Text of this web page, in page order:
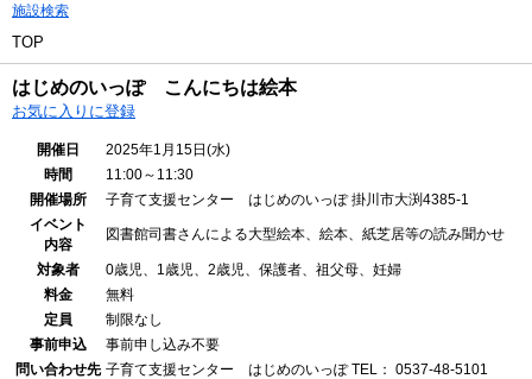
施設検索
TOP
はじめのいっぽ こんにちは絵本
お気に入りに登録
開催日
2025年1月15日(水)
時間
11:00～11:30
開催場所
子育て支援センター はじめのいっぽ 掛川市大渕4385‐1
イベント
内容
図書館司書さんによる大型絵本、絵本、紙芝居等の読み聞かせ
対象者
0歳児、1歳児、2歳児、保護者、祖父母、妊婦
料金
無料
定員
制限なし
事前申込
事前申し込み不要
問い合わせ先 子育て支援センター はじめのいっぽ TEL： 0537-48-5101